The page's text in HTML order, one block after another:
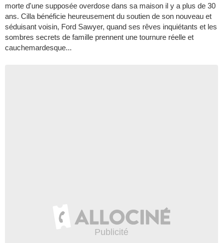
morte d'une supposée overdose dans sa maison il y a plus de 30
ans. Cilla bénéficie heureusement du soutien de son nouveau et
séduisant voisin, Ford Sawyer, quand ses rêves inquiétants et les
sombres secrets de famille prennent une tournure réelle et
cauchemardesque...